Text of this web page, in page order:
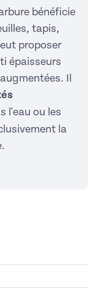
bénéficie
tapis,
proposer
épaisseurs
Il
l'eau ou les
la